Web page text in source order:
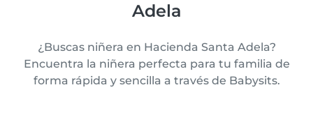
Adela
¿Buscas niñera en Hacienda Santa Adela?
Encuentra la niñera perfecta para tu familia de
forma rápida y sencilla a través de Babysits.